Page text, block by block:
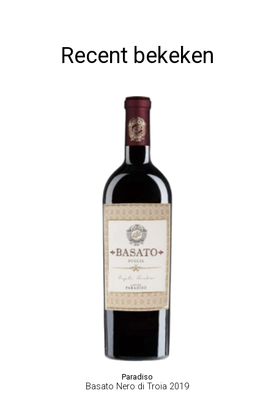
Recent bekeken
Paradiso
Basato Nero di Troia 2019